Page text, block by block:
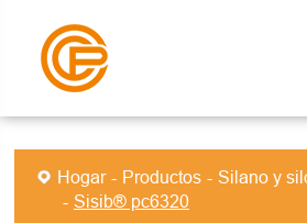
Hogar Productos Silano y
Sisib® pc6320